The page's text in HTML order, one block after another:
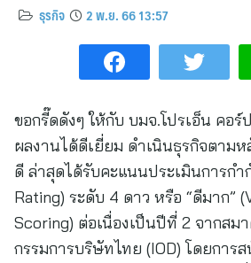
ธุรกิจ 2 พ.ย. 66 13:57
ขอกรี๊ดดังๆ ให้กับ บมจ.โปรเอ็น คอร์
ผลงานได้ดีเยี่ยม ดำเนินธุรกิจตาม
ดี ล่าสุดได้รับคะแนนประเมินการกำ
Rating) ระดับ 4 ดาว หรือ “ดีมาก”
Scoring) ต่อเนื่องเป็นปีที่ 2 จากสม
กรรมการบริษัทไทย (IOD) โดยการ